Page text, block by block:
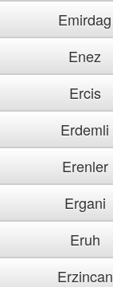
Emirdag
Enez
Ercis
Erdemli
Erenler
Ergani
Eruh
Erzincan